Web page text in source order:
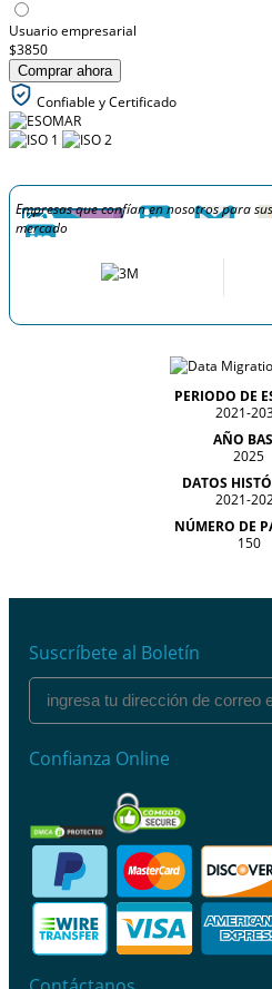
Usuario empresarial
$3850
Comprar ahora
Confiable y Certificado
Empresas que confían en nosotros para
mercado
PERIODO DE
2021-
AÑO
2025
DATOS
2021-
NÚMERO DE
150
Suscríbete al Boletín
Confianza Online